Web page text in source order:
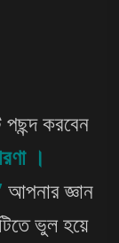
করবেন
।
আপনার জ্ঞান
ভুল হয়ে